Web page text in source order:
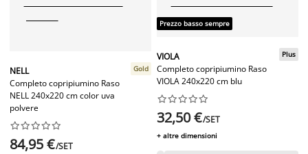
NELL
Completo copripiumino Raso
NELL 240x220 cm color uva
polvere
Gold






84,95 €/SET
Prezzo basso sempre
VIOLA
Completo copripiumino Raso
VIOLA 240x220 cm blu
Plus






32,50 €/SET
+ altre dimensioni